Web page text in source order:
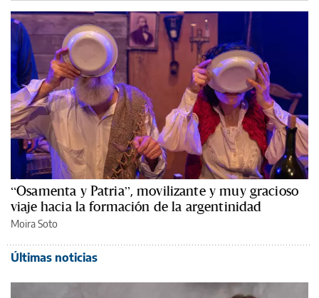
“Osamenta y Patria”, movilizante y muy gracioso
viaje hacia la formación de la argentinidad
Moira Soto
Últimas noticias